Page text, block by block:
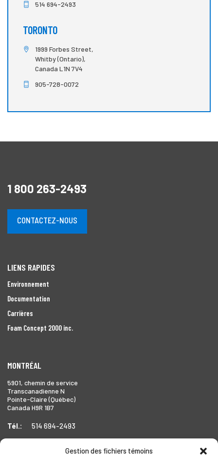
Gestion des fichiers témoins
514 694-2493
TORONTO
1999 Forbes Street,
Whitby (Ontario),
Canada L1N 7V4
905-728-0072
1 800 263-2493
CONTACTEZ-NOUS
LIENS RAPIDES
Environnement
Documentation
Carrières
Foam Concept 2000 inc.
MONTRÉAL
5901, chemin de service
Transcanadienne N
Pointe-Claire (Québec)
Canada H9R 1B7
Tél.: 514 694-2493